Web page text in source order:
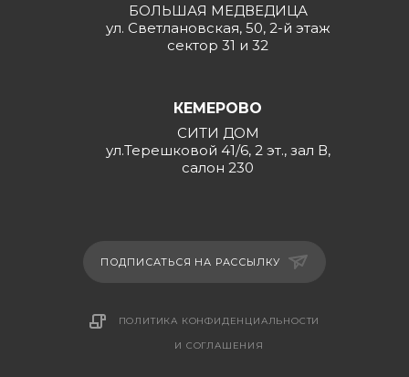
БОЛЬШАЯ МЕДВЕДИЦА
ул. Светлановская, 50, 2-й этаж
сектор 31 и 32
КЕМЕРОВО
СИТИ ДОМ
ул.Терешковой 41/6, 2 эт., зал В,
салон 230
ПОДПИСАТЬСЯ НА РАССЫЛКУ
ПОЛИТИКА КОНФИДЕНЦИАЛЬНОСТИ
И СОГЛАШЕНИЯ